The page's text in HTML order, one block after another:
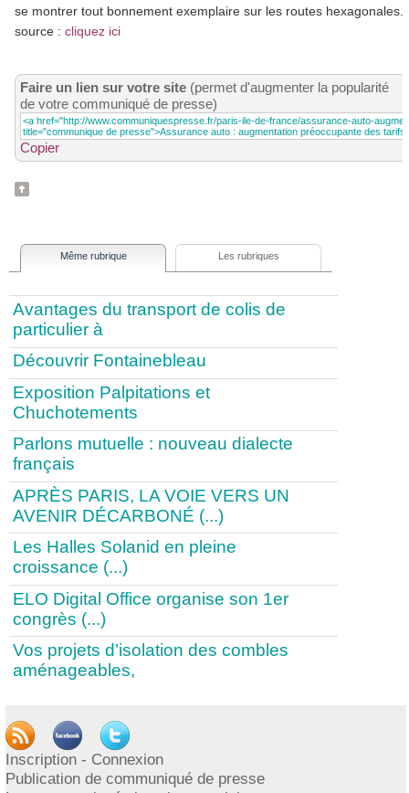
se montrer tout bonnement exemplaire sur les routes hexagonales.
source :cliquez ici
Faire un lien sur votre site (permet d'augmenter la popularité
de votre communiqué de presse)
Copier
Même rubrique Les rubriques
Avantages du transport de colis de
particulier à
Découvrir Fontainebleau
Exposition Palpitations et
Chuchotements
Parlons mutuelle : nouveau dialecte
français
APRÈS PARIS, LA VOIE VERS UN
AVENIR DÉCARBONÉ (...)
Les Halles Solanid en pleine
croissance (...)
ELO Digital Office organise son 1er
congrès (...)
Vos projets d’isolation des combles
aménageables,
Publication
Inscription - Connexion
Publication de communiqué de presse